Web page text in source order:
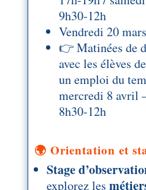
9h30-12h
Vendredi 20
👉 Matinées de
avec les élèves
un emploi du
mercredi 8 avril
8h30-12h
🌍 Orientation et
Stage
explorez les